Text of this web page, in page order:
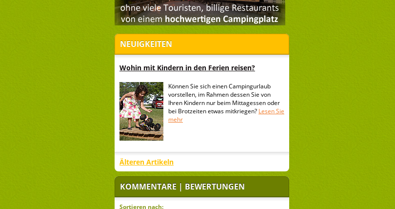
NEUIGKEITEN
Wohin mit Kindern in den Ferien reisen?
Können Sie sich einen Campingurlaub
vorstellen, im Rahmen dessen Sie von
Ihren Kindern nur beim Mittagessen oder
bei Brotzeiten etwas mitkriegen? Lesen Sie
mehr
Älteren Artikeln
KOMMENTARE | BEWERTUNGEN
Sortieren nach: